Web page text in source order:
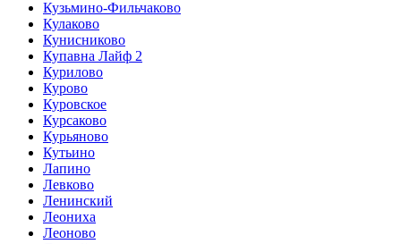
Кузьмино-Фильчаково
Кулаково
Кунисниково
Купавна Лайф 2
Курилово
Курово
Куровское
Курсаково
Курьяново
Кутьино
Лапино
Левково
Ленинский
Леониха
Леоново